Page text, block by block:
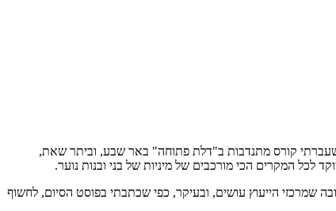
שאני נשאלת תדיר היא איך הגעתי לעסוק בתחום שאני עוסקת בו ומה האובססיה הזאת שלי להפלות. התשובה נעוצה אי אז, בשנת 2009, כשעברתי קורס מתנדבות ב"דלת פתוחה" באר שבע, וביתר שאת,
לכל המקרים הכי מורכבים של מיניות של בני ובנות נוער.
שמרכזי הייעוץ עושים, ובעיקר, כפי שכתבתי בפוסט הסיום, לחשוף